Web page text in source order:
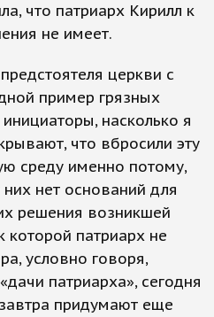
что патриарх Кирилл к
не имеет.
церкви с
пример грязных
насколько я
что вбросили эту
среду именно потому,
нет оснований для
решения возникшей
патриарх не
условно говоря,
патриарха», сегодня
придумают еще